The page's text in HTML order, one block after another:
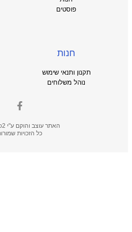
פוסטים
חנות
תקנון ותנאי שימוש
נוהל משלוחים
האתר עוצב והוקם ע"י
כל הזכויות